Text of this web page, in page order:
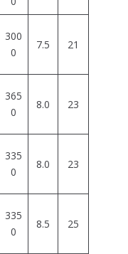
300
0
7.5 21
365
0
8.0 23
335
0
8.0 23
335
0
8.5 25